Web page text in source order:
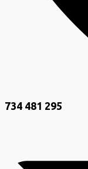
734 481 295